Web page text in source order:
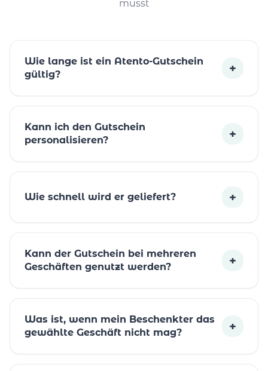
musst
Wie lange ist ein Atento-Gutschein
gültig?
+
Kann ich den Gutschein
personalisieren?
+
Wie schnell wird er geliefert? +
Kann der Gutschein bei mehreren
Geschäften genutzt werden?
+
Was ist, wenn mein Beschenkter das
gewählte Geschäft nicht mag?
+